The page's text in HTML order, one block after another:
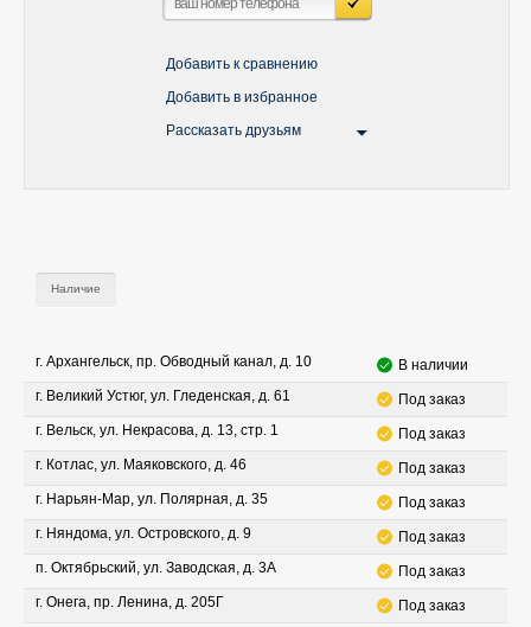
Добавить к сравнению
Добавить в избранное
Рассказать друзьям
Наличие
г. Архангельск, пр. Обводный канал, д. 10
В наличии
г. Великий Устюг, ул. Гледенская, д. 61
Под заказ
г. Вельск, ул. Некрасова, д. 13, стр. 1
Под заказ
г. Котлас, ул. Маяковского, д. 46
Под заказ
г. Нарьян-Мар, ул. Полярная, д. 35
Под заказ
г. Няндома, ул. Островского, д. 9
Под заказ
п. Октябрьский, ул. Заводская, д. 3А
Под заказ
г. Онега, пр. Ленина, д. 205Г
Под заказ